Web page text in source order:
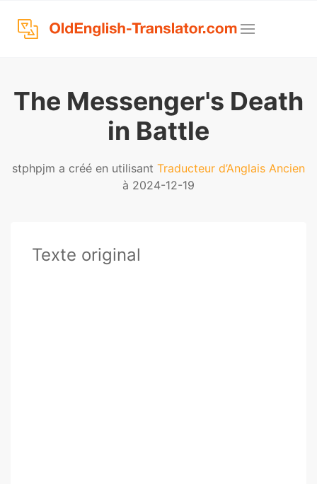
The Messenger's Death
in Battle
stphpjm a créé en utilisant Traducteur d’Anglais Ancien
à 2024-12-19
Texte original